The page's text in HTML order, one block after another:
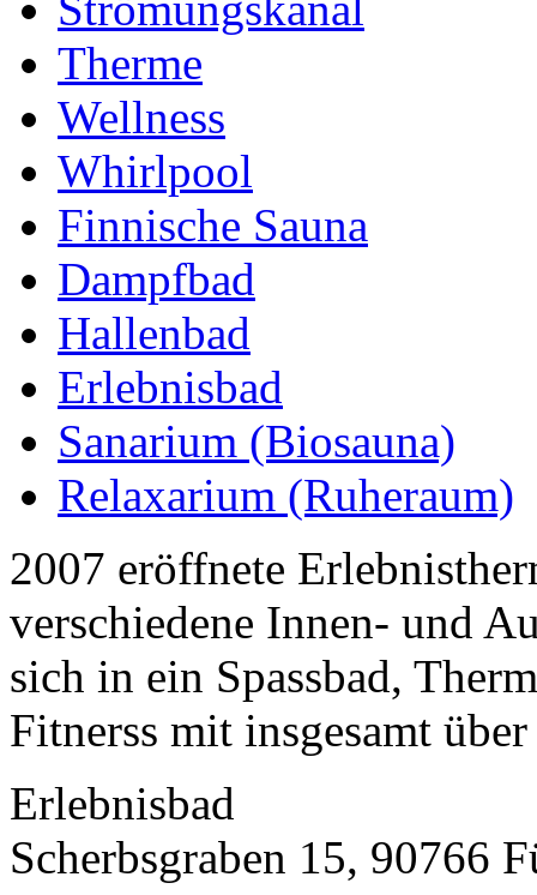
Therme
Wellness
Whirlpool
Finnische Sauna
Dampfbad
Hallenbad
Erlebnisbad
Sanarium (Biosauna)
Relaxarium (Ruheraum)
2007 eröffnete
verschiedene Innen- und
sich in ein Spassbad,
Fitnerss mit insgesamt
Erlebnisbad
Scherbsgraben 15, 90766